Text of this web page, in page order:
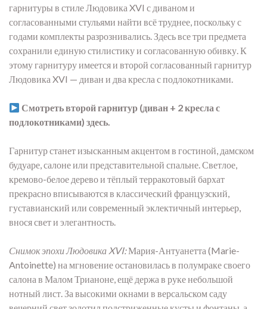
гарнитуры в стиле Людовика XVI с диваном и
согласованными стульями найти всё труднее, поскольку с
годами комплекты разрознивались. Здесь все три предмета
сохранили единую стилистику и согласованную обивку. К
этому гарнитуру имеется и второй согласованный гарнитур
Людовика XVI — диван и два кресла с подлокотниками.
Смотреть второй гарнитур (диван + 2 кресла с
подлокотниками) здесь.
Гарнитур станет изысканным акцентом в гостиной, дамском
будуаре, салоне или представительной спальне. Светлое,
кремово-белое дерево и тёплый терракотовый бархат
прекрасно вписываются в классический французский,
густавианский или современный эклектичный интерьер,
внося свет и элегантность.
Снимок эпохи Людовика XVI:Мария-Антуанетта (Marie-
Antoinette) на мгновение остановилась в полумраке своего
салона в Малом Трианоне, ещё держа в руке небольшой
нотный лист. За высокими окнами в версальском саду